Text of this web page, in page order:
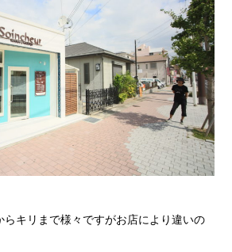
らキリまで様々ですがお店により違いの